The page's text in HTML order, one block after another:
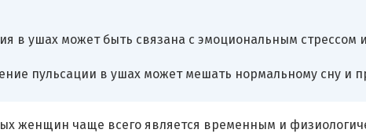
в ушах может быть связана с эмоциональным стрессом
пульсации в ушах может мешать нормальному сну и
женщин чаще всего является временным и